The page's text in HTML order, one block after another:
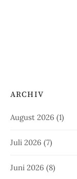
ARCHIV
August 2026 (1)
Juli 2026 (7)
Juni 2026 (8)